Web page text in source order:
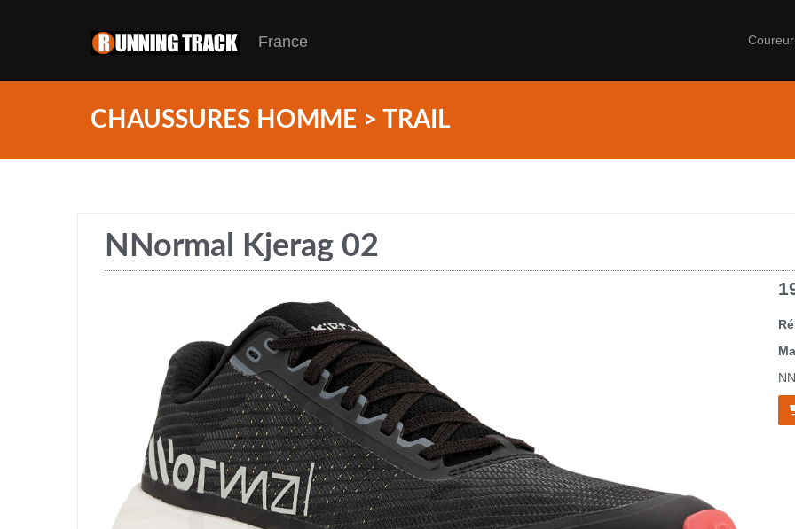
France
CHAUSSURES HOMME > TRAIL
NNormal Kjerag 02